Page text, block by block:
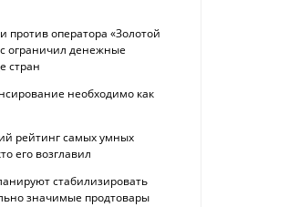
против оператора «Золотой
ограничил денежные
стран
необходимо как
рейтинг самых умных
его возглавил
стабилизировать
значимые продтовары